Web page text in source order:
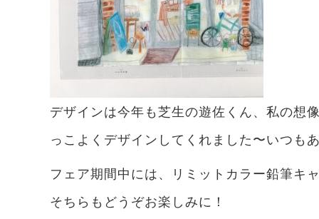
デザインは今年も芝生の遊佐くん、私の想
っこよくデザインしてくれました〜いつも
フェア期間中には、リミットカラー鉛筆キ
そちらもどうぞお楽しみに！